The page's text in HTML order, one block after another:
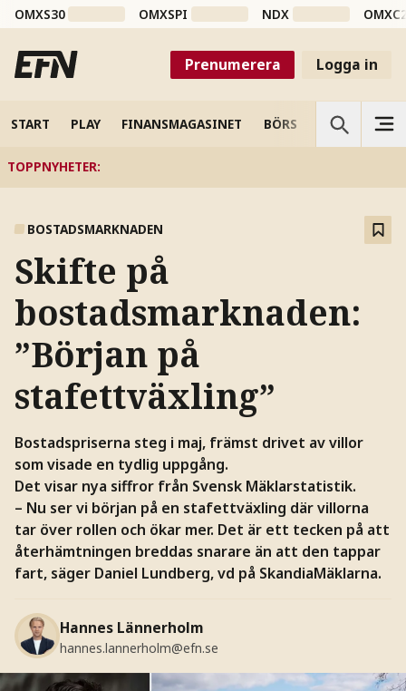
OMXS30 OMXSPI NDX
Prenumerera Logga in
START PLAY FINANSMAGASINET BÖRS VETENSKAP
TOPPNYHETER:
BOSTADSMARKNADEN
Skifte på
bostadsmarknaden:
”Början på
stafettväxling”
Bostadspriserna steg i maj, främst drivet av villor
som visade en tydlig uppgång.
Det visar nya siffror från Svensk Mäklarstatistik.
– Nu ser vi början på en stafettväxling där villorna
tar över rollen och ökar mer. Det är ett tecken på att
återhämtningen breddas snarare än att den tappar
fart, säger Daniel Lundberg, vd på SkandiaMäklarna.
Hannes Lännerholm
hannes.lannerholm@efn.se